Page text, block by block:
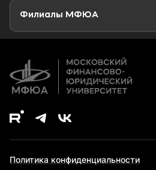
Дополнительное образование
Филиалы МФЮА
Политика конфиденциальности